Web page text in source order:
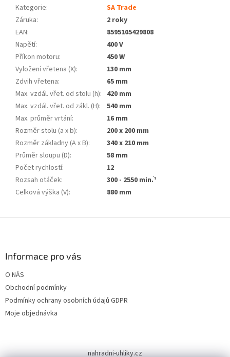
Kategorie:
SA Trade
Záruka:
2 roky
EAN:
8595105429808
Napětí:
400 V
Příkon motoru:
450 W
Vyložení vřetena (X):
130 mm
Zdvih vřetena:
65 mm
Max. vzdál. vřet. od stolu (h): 420 mm
Max. vzdál. vřet. od zákl. (H):
540 mm
Max. průměr vrtání:
16 mm
Rozměr stolu (a x b):
200 x 200 mm
Rozměr základny (A x B):
340 x 210 mm
Průměr sloupu (D):
58 mm
Počet rychlostí:
12
Rozsah otáček:
300 - 2550 min.ֿ¹
Celková výška (V): 880 mm
Informace pro vás
O NÁS
Obchodní podmínky
Podmínky ochrany osobních údajů GDPR
Moje objednávka
nahradni-uhliky.cz